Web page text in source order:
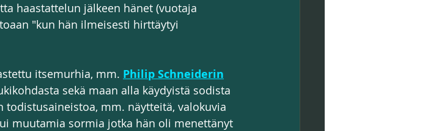
haastattelun jälkeen hänet (vuotaja
"kun hän ilmeisesti hirttäytyi
itsemurhia, mm. Philip Schneiderin
sekä maan alla käydyistä sodista
mm. näytteitä, valokuvia
muutamia sormia jotka hän oli menettänyt